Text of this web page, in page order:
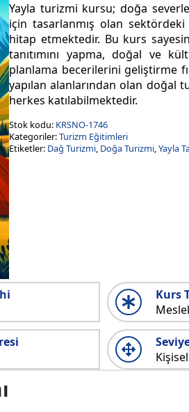
Yayla turizmi kursu; doğa
için tasarlanmış olan
hitap etmektedir. Bu kurs
tanıtımını yapma, doğal ve
planlama becerilerini geliştirme
yapılan alanlarından olan doğal
herkes katılabilmektedir.
Stok kodu: KRSNO-1746
Kategoriler:Turizm Eğitimleri
Etiketler: Dağ Turizmi, Doğa Turizmi,Yayla
Kurs